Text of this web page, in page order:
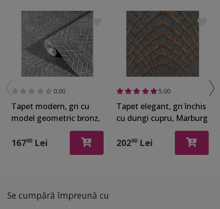
0.00
Tapet modern, gri cu
model geometric bronz,
Marburg Urban Spaces
32609
16700Lei
5.00
Tapet elegant, gri închis
cu dungi cupru, Marburg
Urban Spaces 32256
20200Lei
Se cumpără împreună cu